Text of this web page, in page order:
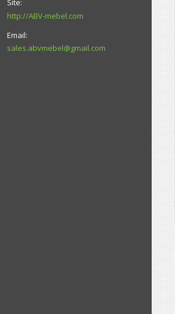
http://ABV-mebel.com
sales.abvmebel@gmail.com